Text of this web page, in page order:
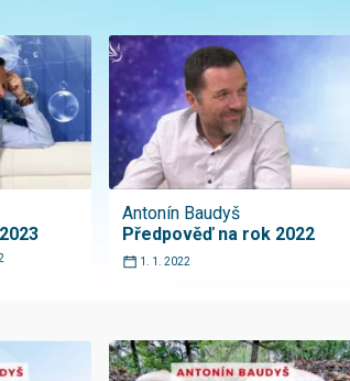
Antonín Baudyš
Předpověď na rok 2022
1. 1. 2022